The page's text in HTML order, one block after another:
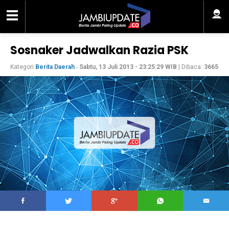
Sosnaker Jadwalkan Razia PSK
Kategori Berita Daerah - Sabtu, 13 Juli 2013 - 23:25:29 WIB | Dibaca: 3665